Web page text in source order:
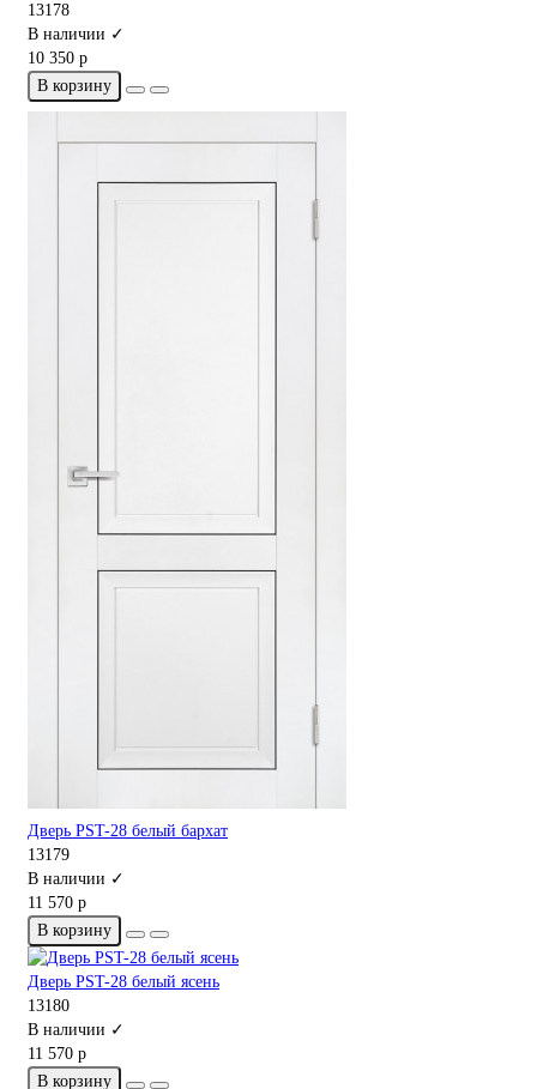
13178
В наличии ✓
10 350 р
В корзину
Дверь PST-28 белый бархат
13179
В наличии ✓
11 570 р
В корзину
Дверь PST-28 белый ясень
13180
В наличии ✓
11 570 р
В корзину